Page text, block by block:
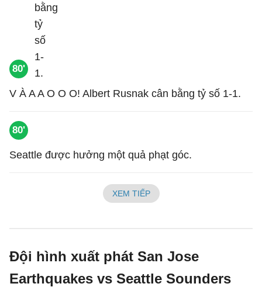
80'
V À A A O O O! Albert Rusnak cân bằng tỷ số 1-1.
80'
Seattle được hưởng một quả phạt góc.
XEM TIẾP
Đội hình xuất phát San Jose
Earthquakes vs Seattle Sounders